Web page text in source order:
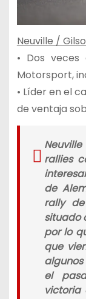
Neuville /
• Dos
Motorsport,
• Líder en el
de ventaja
rallies
de
rally
situado
por lo
que
el
victoria